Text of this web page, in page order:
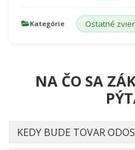
Kategórie Ostatné
NA ČO SA
KEDY BUDE TOVAR